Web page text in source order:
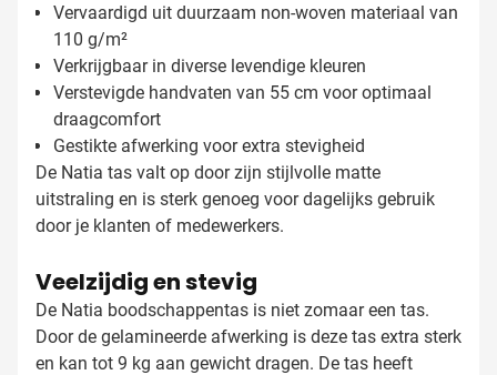
Vervaardigd uit duurzaam non-woven materiaal van
110 g/m²
Verkrijgbaar in diverse levendige kleuren
Verstevigde handvaten van 55 cm voor optimaal
draagcomfort
Gestikte afwerking voor extra stevigheid
De Natia tas valt op door zijn stijlvolle matte
uitstraling en is sterk genoeg voor dagelijks gebruik
door je klanten of medewerkers.
Veelzijdig en stevig
De Natia boodschappentas is niet zomaar een tas.
Door de gelamineerde afwerking is deze tas extra sterk
en kan tot 9 kg aan gewicht dragen. De tas heeft